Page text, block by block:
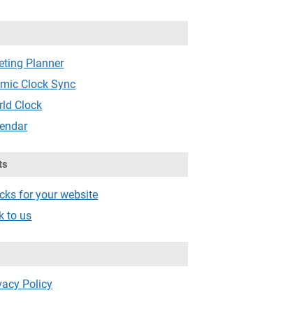
Planner
Clock Sync
Clock
for your website
to us
Policy